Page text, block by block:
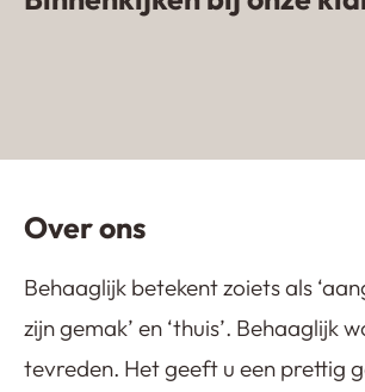
Over ons
Behaaglijk betekent zoiets als
zijn gemak’ en ‘thuis’. Behaaglijk
tevreden. Het geeft u een prettig